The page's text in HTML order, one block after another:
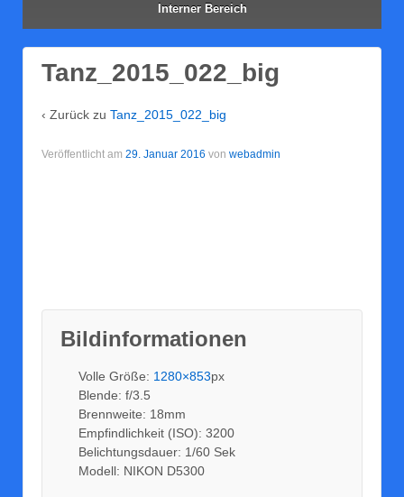
Inter­ner Bereich
Tanz_2015_022_big
‹ Zurück zu Tanz_2015_022_big
Veröffentlicht am 29. Januar 2016 von webadmin
Bildinformationen
Volle Größe: 1280×853px
Blende: f/3.5
Brennweite: 18mm
Empfindlichkeit (ISO): 3200
Belichtungsdauer: 1/60 Sek
Modell: NIKON D5300